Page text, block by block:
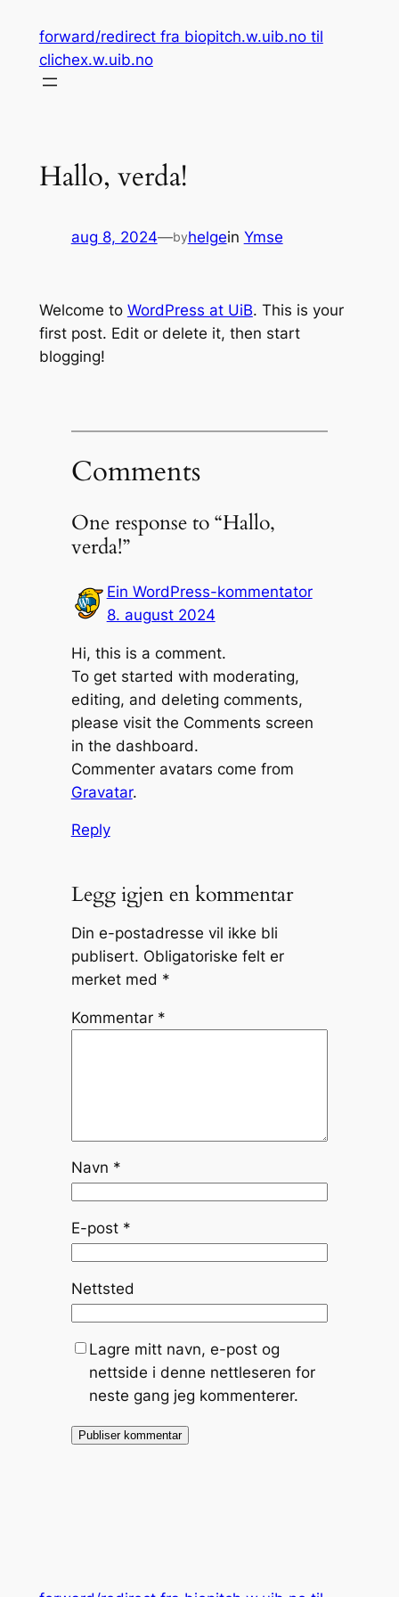
content
forward/redirect fra biopitch.w.uib.no til
clichex.w.uib.no
Hallo, verda!
aug 8, 2024—byhelgein Ymse
Welcome to WordPress at UiB. This is your
first post. Edit or delete it, then start
blogging!
Comments
One response to “Hallo,
verda!”
Ein WordPress-kommentator
8. august 2024
Hi, this is a comment.
To get started with moderating,
editing, and deleting comments,
please visit the Comments screen
in the dashboard.
Commenter avatars come from
Gravatar.
Reply
Legg igjen en kommentar
Din e-postadresse vil ikke bli
publisert. Obligatoriske felt er
merket med *
Kommentar *
Navn *
E-post *
Nettsted
Lagre mitt navn, e-post og
nettside i denne nettleseren for
neste gang jeg kommenterer.